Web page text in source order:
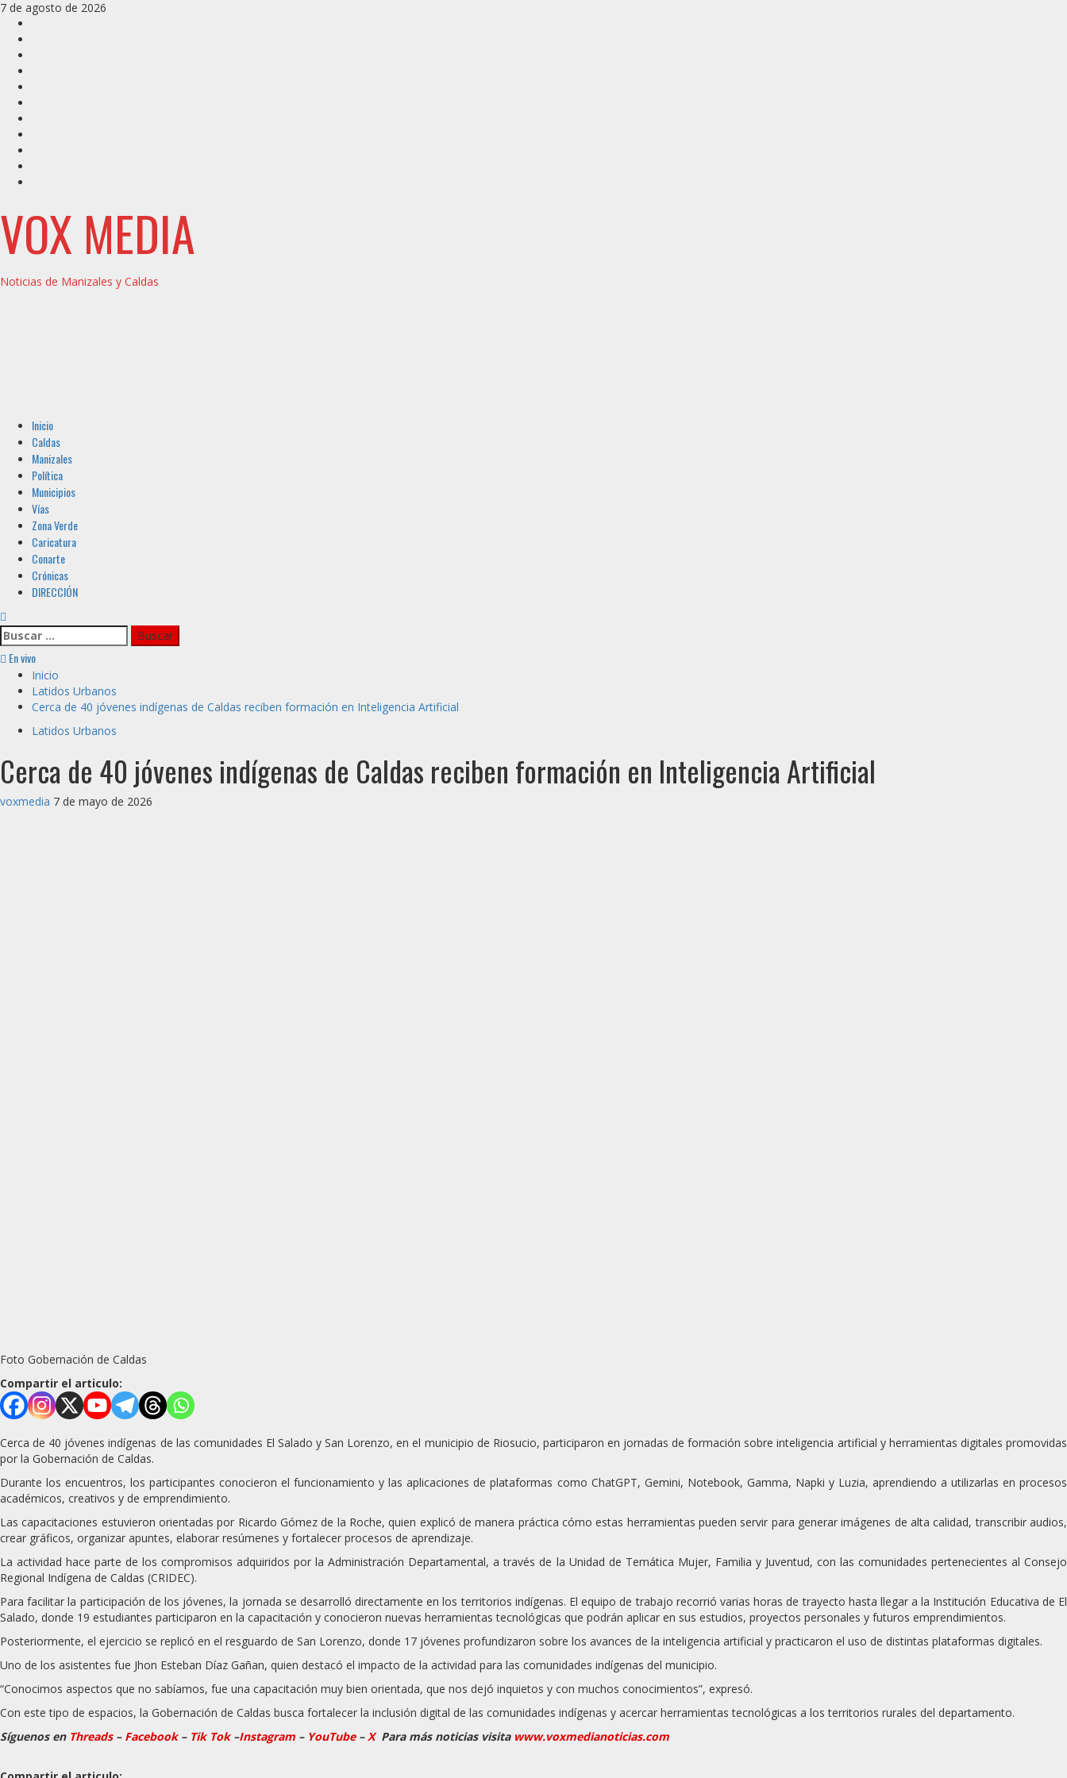
Saltar
contenido
7 de agosto de 2026
VOX MEDIA
Noticias de Manizales y Caldas
Menú
principal
Inicio
Caldas
Manizales
Política
Municipios
Vías
Zona Verde
Caricatura
Conarte
Crónicas
DIRECCIÓN
Buscar:
En vivo
Inicio
Latidos Urbanos
Cerca de 40 jóvenes indígenas de Caldas reciben formación en Inteligencia Artificial
Latidos Urbanos
Cerca de 40 jóvenes indígenas de Caldas reciben formación en Inteligencia Artificial
voxmedia 7 de mayo de 2026
Foto Gobernación de Caldas
Compartir el articulo:
Cerca de 40 jóvenes indígenas de las comunidades El Salado y San Lorenzo, en el municipio de Riosucio, participaron en jornadas de formación sobre inteligencia artificial y herramientas digitales promovidas
por la Gobernación de Caldas.
Durante los encuentros, los participantes conocieron el funcionamiento y las aplicaciones de plataformas como ChatGPT, Gemini, Notebook, Gamma, Napki y Luzia, aprendiendo a utilizarlas en procesos
académicos, creativos y de emprendimiento.
Las capacitaciones estuvieron orientadas por Ricardo Gómez de la Roche, quien explicó de manera práctica cómo estas herramientas pueden servir para generar imágenes de alta calidad, transcribir audios,
crear gráficos, organizar apuntes, elaborar resúmenes y fortalecer procesos de aprendizaje.
La actividad hace parte de los compromisos adquiridos por la Administración Departamental, a través de la Unidad de Temática Mujer, Familia y Juventud, con las comunidades pertenecientes al Consejo
Regional Indígena de Caldas (CRIDEC).
Para facilitar la participación de los jóvenes, la jornada se desarrolló directamente en los territorios indígenas. El equipo de trabajo recorrió varias horas de trayecto hasta llegar a la Institución Educativa de El
Salado, donde 19 estudiantes participaron en la capacitación y conocieron nuevas herramientas tecnológicas que podrán aplicar en sus estudios, proyectos personales y futuros emprendimientos.
Posteriormente, el ejercicio se replicó en el resguardo de San Lorenzo, donde 17 jóvenes profundizaron sobre los avances de la inteligencia artificial y practicaron el uso de distintas plataformas digitales.
Uno de los asistentes fue Jhon Esteban Díaz Gañan, quien destacó el impacto de la actividad para las comunidades indígenas del municipio.
“Conocimos aspectos que no sabíamos, fue una capacitación muy bien orientada, que nos dejó inquietos y con muchos conocimientos”, expresó.
Con este tipo de espacios, la Gobernación de Caldas busca fortalecer la inclusión digital de las comunidades indígenas y acercar herramientas tecnológicas a los territorios rurales del departamento.
Síguenos en Threads– Facebook– Tik Tok–Instagram – YouTube–XPara más noticias visita www.voxmedianoticias.com